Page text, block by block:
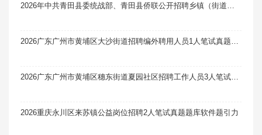
2026重庆永川区来苏镇公益岗位招聘2人笔试真题题库软件题引力